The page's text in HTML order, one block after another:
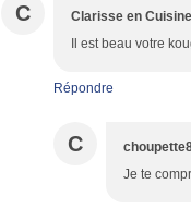
C Clarisse en Cuisine
Il est beau votre
Répondre
C
Je te